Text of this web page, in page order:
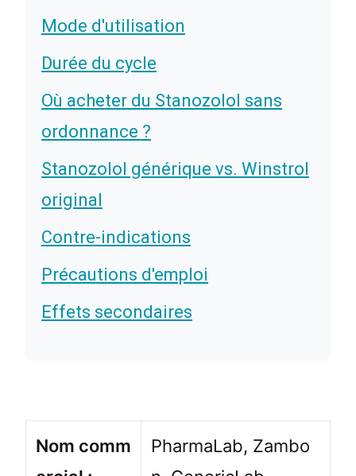
Mode d'utilisation
Durée du cycle
Où acheter du Stanozolol sans
ordonnance ?
Stanozolol générique vs. Winstrol
original
Contre-indications
Précautions d'emploi
Effets secondaires
Nom comm
PharmaLab, Zambo